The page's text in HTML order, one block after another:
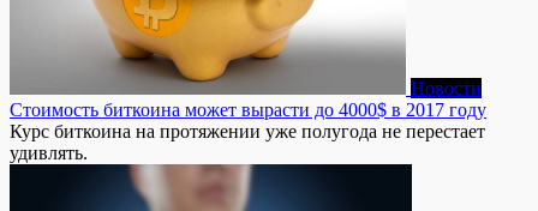
Новости
Стоимость биткоина может вырасти до 4000$ в 2017 году
Курс биткоина на протяжении уже полугода не перестает
удивлять.